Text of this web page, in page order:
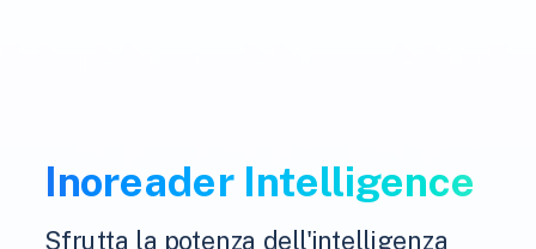
Inoreader Intelligence
Sfrutta la potenza dell'intelligenza